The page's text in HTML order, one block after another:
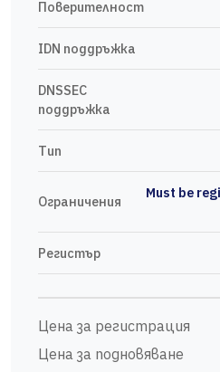
Поверителност
IDN поддръжка
DNSSEC
поддръжка
Тип
Ограничения
Must be
Регистър
Цена за регистрация
Цена за подновяване